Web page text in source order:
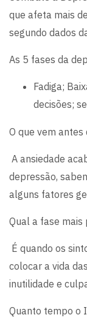
que afeta mais
segundo dados
As 5 fases da
Fadiga;
decisões;
O que vem antes
A ansiedade
depressão,
alguns fatores
Qual a fase mais
É quando os
colocar a vida
inutilidade e
Quanto tempo o